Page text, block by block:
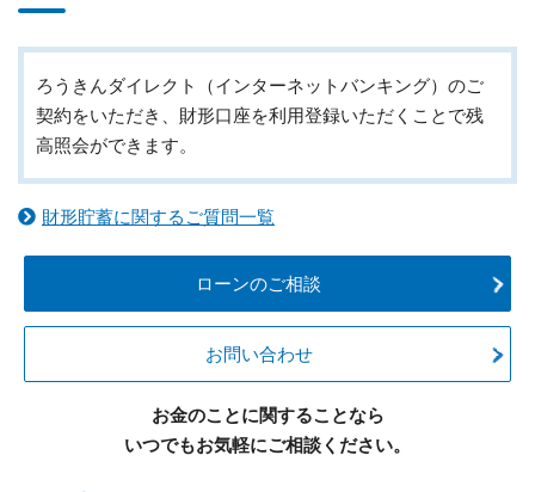
ろうきんダイレクト（インターネットバンキング）のご
契約をいただき、財形口座を利用登録いただくことで残
高照会ができます。
財形貯蓄に関するご質問一覧
ローンのご相談
お問い合わせ
お金のことに関することなら
いつでもお気軽にご相談ください。